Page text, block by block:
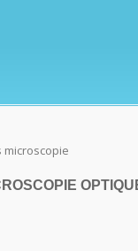
microscopie